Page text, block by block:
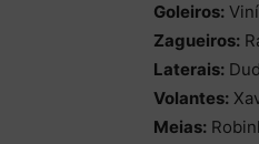
Goleiros:
Zagueiros:
Laterais:
Volantes:
Meias: